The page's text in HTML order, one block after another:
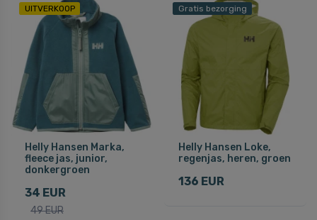
UITVERKOOP
Helly Hansen Marka,
fleece jas, junior,
donkergroen
34 EUR
49 EUR
Gratis bezorging
Helly Hansen Loke,
regenjas, heren, groen
136 EUR